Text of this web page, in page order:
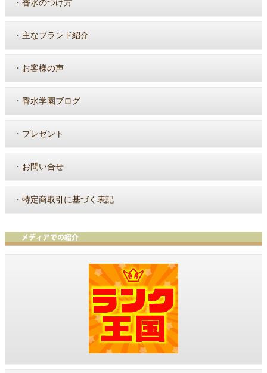
・ 香水のつけ方
・ 主なブランド紹介
・ お客様の声
・ 香水学園ブログ
・ プレゼント
・ お問い合せ
・ 特定商取引に基づく表記